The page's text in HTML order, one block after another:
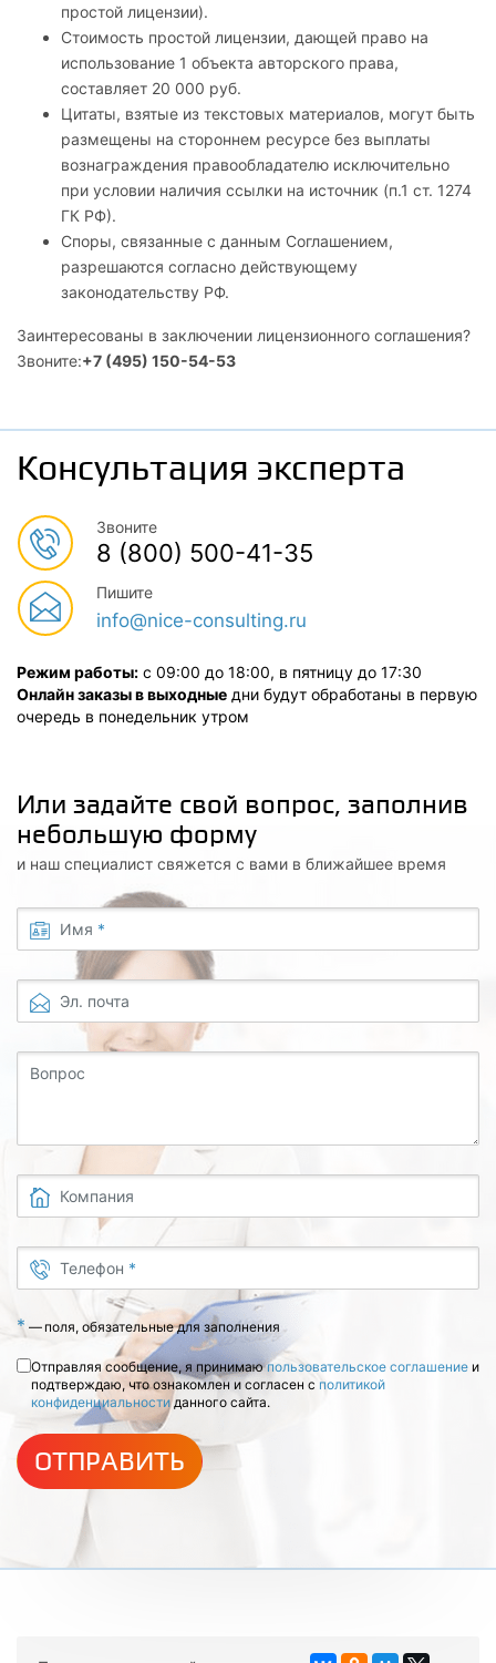
простой лицензии).
Стоимость простой лицензии, дающей право на
использование 1 объекта авторского права,
составляет 20 000 руб.
Цитаты, взятые из текстовых материалов, могут быть
размещены на стороннем ресурсе без выплаты
вознаграждения правообладателю исключительно
при условии наличия ссылки на источник (п.1 ст. 1274
ГК РФ).
Споры, связанные с данным Соглашением,
разрешаются согласно действующему
законодательству РФ.
Заинтересованы в заключении лицензионного соглашения?
Звоните:+7 (495) 150-54-53
Консультация эксперта
Звоните
8 (800) 500-41-35
Пишите
info@nice-consulting.ru
Режим работы: с 09:00 до 18:00, в пятницу до 17:30
Онлайн заказы в выходные дни будут обработаны в первую
очередь в понедельник утром
Или задайте свой вопрос, заполнив
небольшую форму
и наш специалист свяжется с вами в ближайшее время
Имя *
Эл. почта
Вопрос
Компания
Телефон *
* —поля, обязательные для заполнения
Отправляя сообщение, я принимаюпользовательское соглашение и
подтверждаю, что ознакомлен и согласен с политикой
конфиденциальностиданного сайта.
ОТПРАВИТЬ